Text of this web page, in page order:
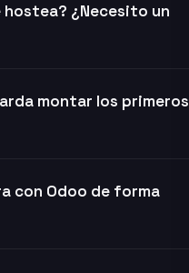
hostea? ¿Necesito un
montar los primeros
con Odoo de forma